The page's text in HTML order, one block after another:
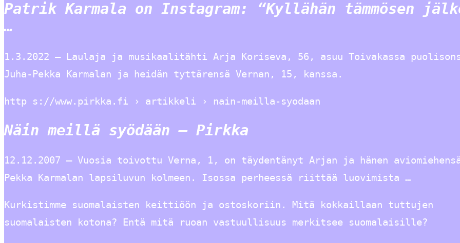
Patrik Karmala on Instagram: “Kyllähän tämmösen
…
1.3.2022 — Laulaja ja musikaalitähti Arja Koriseva, 56, asuu Toivakassa
Juha-Pekka Karmalan ja heidän tyttärensä Vernan, 15, kanssa.
http s://www.pirkka.fi › artikkeli › nain-meilla-syodaan
Näin meillä syödään – Pirkka
12.12.2007 — Vuosia toivottu Verna, 1, on täydentänyt Arjan ja hänen
Pekka Karmalan lapsiluvun kolmeen. Isossa perheessä riittää luovimista …
Kurkistimme suomalaisten keittiöön ja ostoskoriin. Mitä kokkaillaan tuttujen
suomalaisten kotona? Entä mitä ruoan vastuullisuus merkitsee suomalaisille?